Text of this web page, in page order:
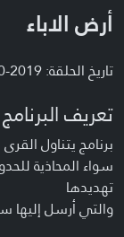
أرض الاباء
تاريخ الحلقة: 2019-10-20
تعريف البرنامج
برنامج يتناول
سواء المحاذية
تهديدها
والتي أرسل إليها